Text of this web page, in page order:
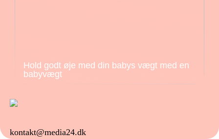
Hold godt øje med din babys vægt med en
babyvægt
kontakt@media24.dk